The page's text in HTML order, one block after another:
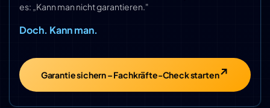
es: „Kann man nicht garantieren."
Doch. Kann man.
Garantie sichern – Fachkräfte-Check starten